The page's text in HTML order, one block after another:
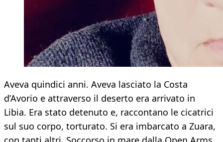
Aveva quindici anni. Aveva lasciato la Costa
d’Avorio e attraverso il deserto era arrivato in
Libia. Era stato detenuto e, raccontano le cicatrici
sul suo corpo, torturato. Si era imbarcato a Zuara,